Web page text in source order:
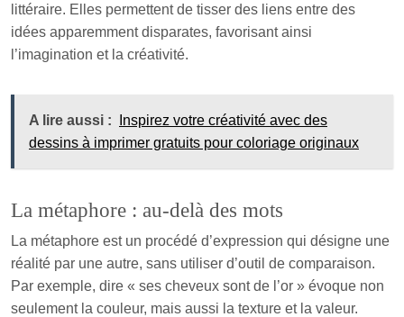
littéraire. Elles permettent de tisser des liens entre des
idées apparemment disparates, favorisant ainsi
l’imagination et la créativité.
A lire aussi :
Inspirez votre créativité avec des
dessins à imprimer gratuits pour coloriage originaux
La métaphore : au-delà des mots
La métaphore est un procédé d’expression qui désigne une
réalité par une autre, sans utiliser d’outil de comparaison.
Par exemple, dire « ses cheveux sont de l’or » évoque non
seulement la couleur, mais aussi la texture et la valeur.